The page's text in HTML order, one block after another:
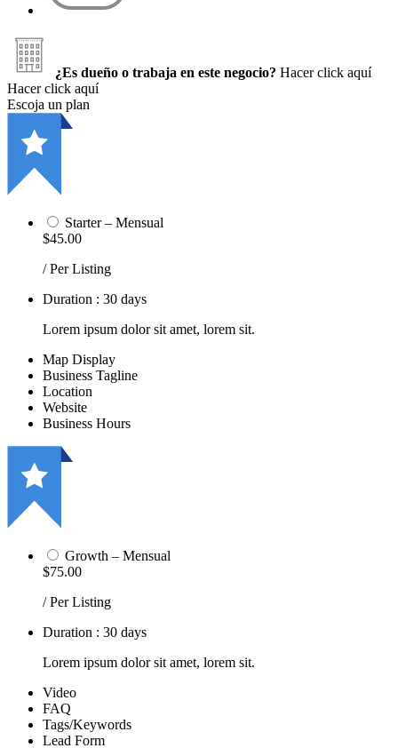
¿Es dueño o trabaja en este negocio? Hacer click aquí
Hacer click aquí
Escoja un plan
Starter – Mensual
$45.00
/ Per Listing
Duration : 30 days
Lorem ipsum dolor sit amet, lorem sit.
Map Display
Business Tagline
Location
Website
Business Hours
Growth – Mensual
$75.00
/ Per Listing
Duration : 30 days
Lorem ipsum dolor sit amet, lorem sit.
Video
FAQ
Tags/Keywords
Lead Form